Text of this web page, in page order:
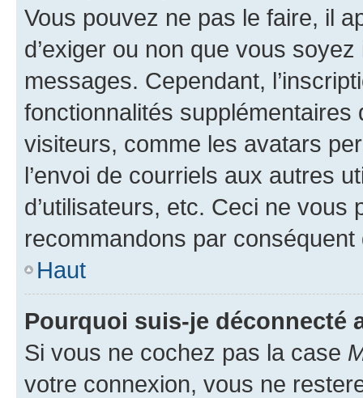
Vous pouvez ne pas le faire, il
d’exiger ou non que vous
messages. Cependant,
fonctionnalités
visiteurs, comme les avatars
l’envoi de courriels aux autres
d’utilisateurs, etc. Ceci ne vous
recommandons par conséquent
Haut
Pourquoi suis-je déconnecté
Si vous ne cochez pas la case
votre connexion, vous ne